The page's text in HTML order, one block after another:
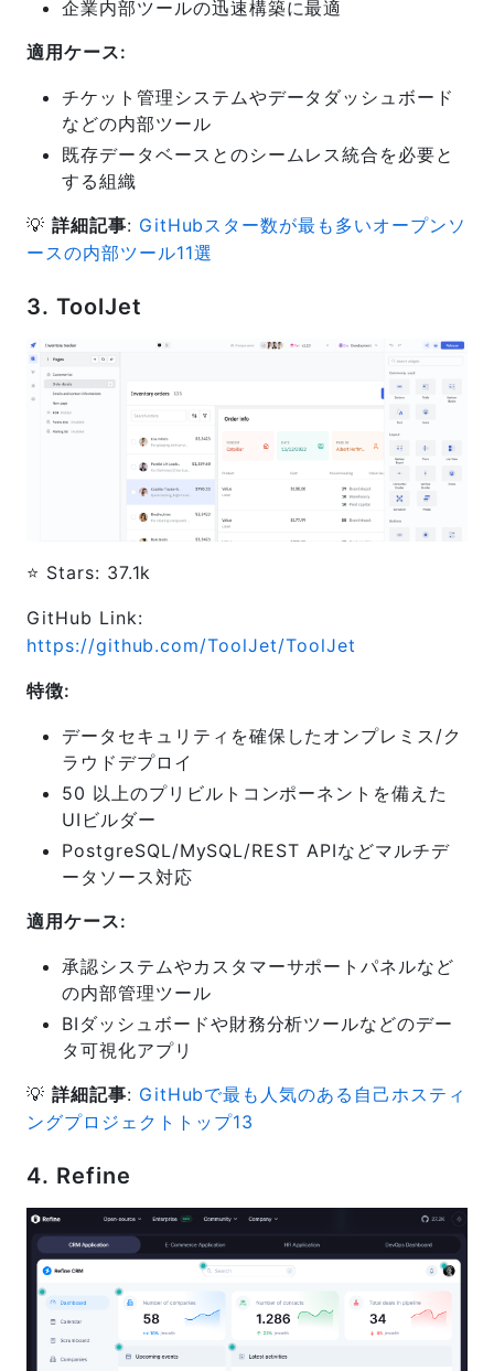
企業内部ツールの迅速構築に最適
適用ケース:
チケット管理システムやデータダッシュボード
などの内部ツール
既存データベースとのシームレス統合を必要と
する組織
💡 詳細記事: GitHubスター数が最も多いオープンソ
ースの内部ツール11選
3. ToolJet
⭐️ Stars: 37.1k
GitHub Link:
https://github.com/ToolJet/ToolJet
特徴:
データセキュリティを確保したオンプレミス/ク
ラウドデプロイ
50 以上のプリビルトコンポーネントを備えた
UIビルダー
PostgreSQL/MySQL/REST APIなどマルチデ
ータソース対応
適用ケース:
承認システムやカスタマーサポートパネルなど
の内部管理ツール
BIダッシュボードや財務分析ツールなどのデー
タ可視化アプリ
💡 詳細記事: GitHubで最も人気のある自己ホスティ
ングプロジェクトトップ13
4. Refine